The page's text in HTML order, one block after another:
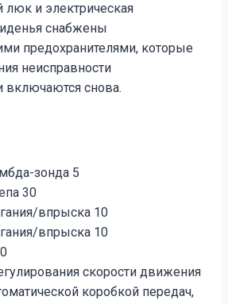
люк и электрическая
снабжены
предохранителями, которые
неисправности
включаются снова.
зонда 5
30
впрыска 10
впрыска 10
скорости движения
коробкой передач,